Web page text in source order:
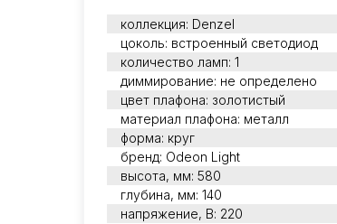
коллекция: Denzel
цоколь: встроенный светодиод
количество ламп: 1
диммирование: не определено
цвет плафона: золотистый
материал плафона: металл
форма: круг
бренд: Odeon Light
высота, мм: 580
глубина, мм: 140
напряжение, В: 220